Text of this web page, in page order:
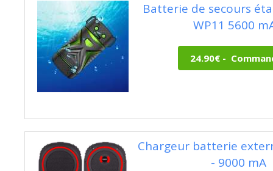
Batterie de secours
WP11 5600
Chargeur batterie
- 9000 mA